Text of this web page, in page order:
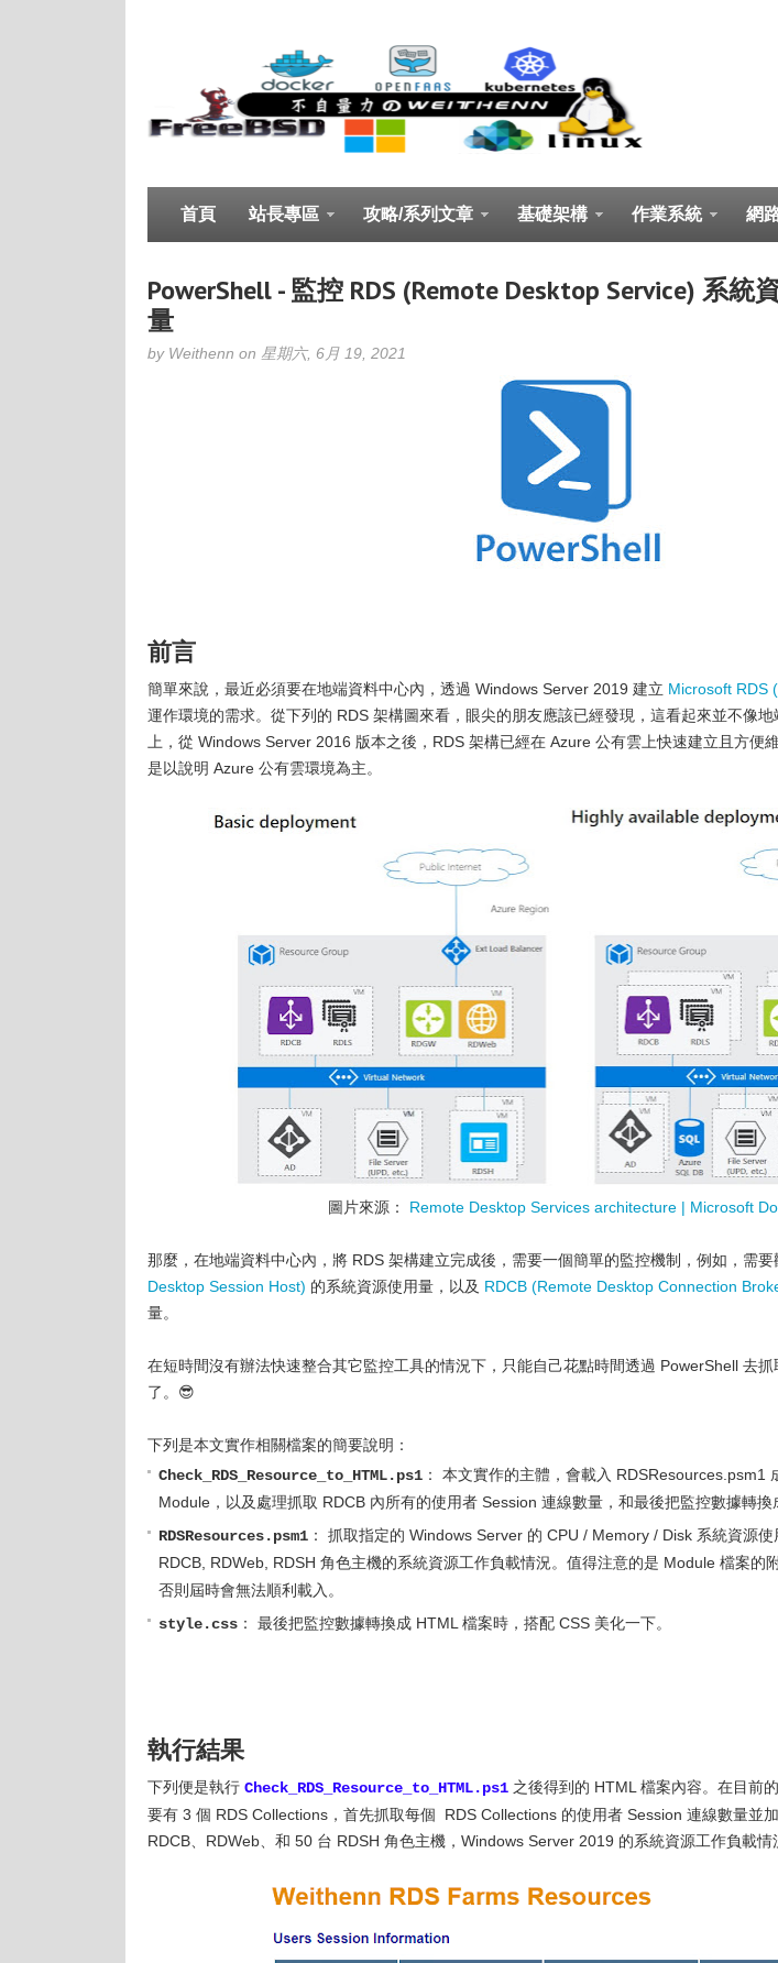
首頁 站長專區 攻略/系列文章 基礎架構 作業系統 網
PowerShell - 監控 RDS (Remote Desktop Service) 系統
量
by Weithenn on 星期六, 6月 19, 2021
前言
簡單來說，最近必須要在地端資料中心內，透過 Windows Server 2019 建立 Microsoft RDS
運作環境的需求。從下列的 RDS 架構圖來看，眼尖的朋友應該已經發現，這看起來並不像
上，從 Windows Server 2016 版本之後，RDS 架構已經在 Azure 公有雲上快速建立且方便
是以說明 Azure 公有雲環境為主。
圖片來源： Remote Desktop Services architecture | Microsoft
那麼，在地端資料中心內，將 RDS 架構建立完成後，需要一個簡單的監控機制，例如，需要
Desktop Session Host) 的系統資源使用量，以及 RDCB (Remote Desktop Connection
量。
在短時間沒有辦法快速整合其它監控工具的情況下，只能自己花點時間透過 PowerShell 去
了。😎
下列是本文實作相關檔案的簡要說明：
Check_RDS_Resource_to_HTML.ps1 ： 本文實作的主體，會載入 RDSResources.psm1
Module，以及處理抓取 RDCB 內所有的使用者 Session 連線數量，和最後把監控數據轉換
RDSResources.psm1 ： 抓取指定的 Windows Server 的 CPU / Memory / Disk 系統資源
RDCB, RDWeb, RDSH 角色主機的系統資源工作負載情況。值得注意的是 Module 檔案的
否則屆時會無法順利載入。
style.css ： 最後把監控數據轉換成 HTML 檔案時，搭配 CSS 美化一下。
執行結果
下列便是執行 Check_RDS_Resource_to_HTML.ps1 之後得到的 HTML 檔案內容。在目前
要有 3 個 RDS Collections，首先抓取每個 RDS Collections 的使用者 Session 連線數量並
RDCB、RDWeb、和 50 台 RDSH 角色主機，Windows Server 2019 的系統資源工作負載情